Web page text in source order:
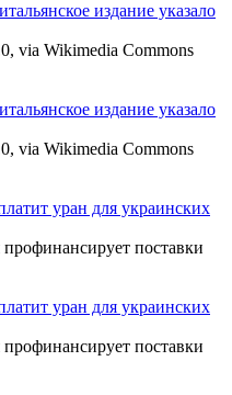
издание указало
via Wikimedia Commons
издание указало
via Wikimedia Commons
уран для украинских
поставки
уран для украинских
поставки